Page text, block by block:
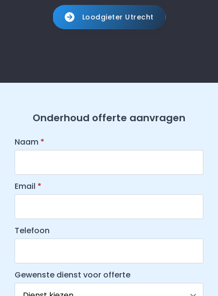
Loodgieter Utrecht
Onderhoud offerte aanvragen
Naam *
Email *
Telefoon
Gewenste dienst voor offerte